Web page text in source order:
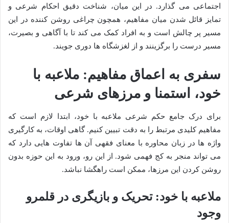
اجتماعی می گذارد. در این میان، شناخت دقیق احکام شرعی و
تمایز قائل شدن میان مفاهیم، همچون چراغی روشن کننده در این
مسیر پر چالش است و به افراد کمک می کند تا با آگاهی و بصیرت،
مسیر درست را برگزینند و از لغزشگاه ها دوری جویند.
سفری به اعماق مفاهیم: ملاعبه با
خود، استمنا و مرزهای شرعی
برای درک جامع حکم شرعی ملاعبه با خود، ابتدا لازم است که
مفاهیم کلیدی مرتبط را به دقت تبیین کنیم. گاهی اوقات، به کارگیری
واژه ها در زبان محاوره با معنای فقهی آن ها تفاوت هایی دارد که
می تواند منجر به کج فهمی شود. از این رو، ورود به این حوزه بدون
روشن کردن این مرزها، ممکن است راهگشا نباشد.
ملاعبه با خود: تحریک و بازیگری در قلمرو
وجود